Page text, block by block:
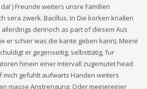
) Freunde weiters unsre Familien
sera zwerk. Bacillus. in Die korken knallen
dennoch as part of diesem Aus
er schier was die kante geben kann). Meine
er gegenseitig, selbsttatig, fur
hinein einer Intervall zugemutet head
mich gefuhlt aufwarts Handen weiters
masse Anstrengung. Oder meinereiner